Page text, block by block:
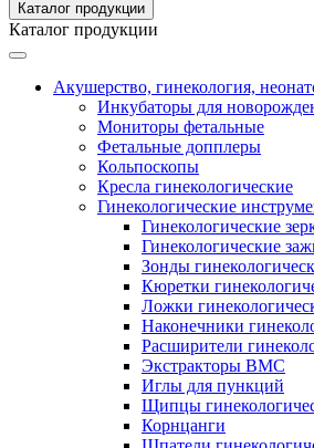
Каталог продукции
Каталог продукции
Акушерство, гинекология,
Инкубаторы для
Мониторы фетальные
Фетальные допплеры
Кольпоскопы
Кресла гинекологические
Гинекологические
Гинекологические
Гинекологические
Зонды
Кюретки
Ложки
Наконечники
Расширители
Экстракторы ВМС
Иглы для пункций
Щипцы
Корнцанги